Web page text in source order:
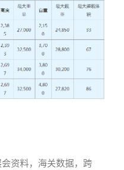
资料，海关数据，跨